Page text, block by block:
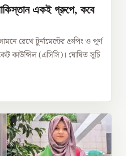
একই গ্রুপে, কবে
রেখে টুর্নামেন্টের গ্রুপিং ও পূর্ণ
কাউন্সিল (এসিসি)। ঘোষিত সূচি